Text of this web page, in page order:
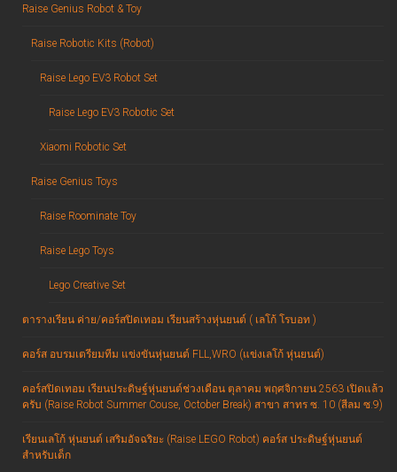
Raise Genius Robot & Toy
Raise Robotic Kits (Robot)
Raise Lego EV3 Robot Set
Raise Lego EV3 Robotic Set
Xiaomi Robotic Set
Raise Genius Toys
Raise Roominate Toy
Raise Lego Toys
Lego Creative Set
ตารางเรียน ค่าย/คอร์สปิดเทอม เรียนสร้างหุ่นยนต์ ( เลโก้ โรบอท )
คอร์ส อบรมเตรียมทีม แข่งขันหุ่นยนต์ FLL,WRO (แข่งเลโก้ หุ่นยนต์)
คอร์สปิดเทอม เรียนประดิษฐ์หุ่นยนต์ช่วงเดือน ตุลาคม พฤศจิกายน 2563 เปิดแล้ว
ครับ (Raise Robot Summer Couse, October Break) สาขา สาทร ซ. 10 (สีลม ซ.9)
เรียนเลโก้ หุ่นยนต์ เสริมอัจฉริยะ (Raise LEGO Robot) คอร์ส ประดิษฐ์หุ่นยนต์
สำหรับเด็ก